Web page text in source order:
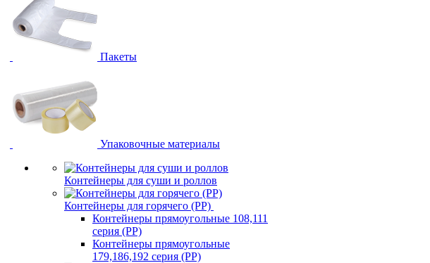
Пакеты
Упаковочные материалы
Контейнеры для суши и роллов
Контейнеры для горячего (PP)
Контейнеры прямоугольные 108,111
серия (PP)
Контейнеры прямоугольные
179,186,192 серия (PP)